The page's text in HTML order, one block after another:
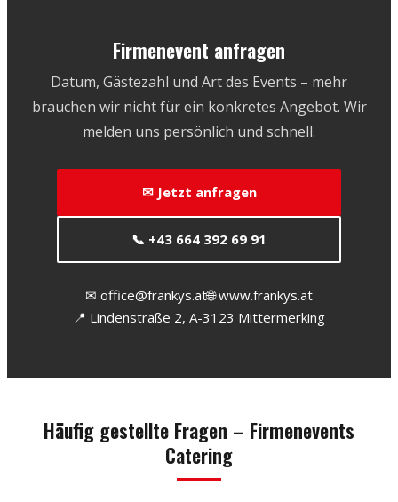
Firmenevent anfragen
Datum, Gästezahl und Art des Events – mehr
brauchen wir nicht für ein konkretes Angebot. Wir
melden uns persönlich und schnell.
✉ Jetzt anfragen
📞 +43 664 392 69 91
✉ office@frankys.at🌐 www.frankys.at
📍 Lindenstraße 2, A-3123 Mittermerking
Häufig gestellte Fragen – Firmenevents
Catering